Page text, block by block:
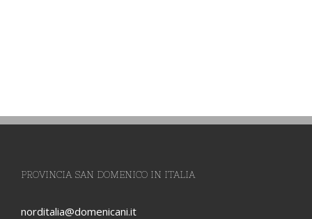
PROVINCIA SAN DOMENICO IN ITALIA
norditalia@domenicani.it